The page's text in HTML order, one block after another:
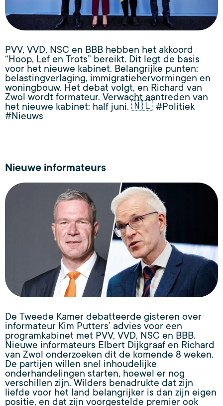
PVV, VVD, NSC en BBB hebben het akkoord
“Hoop, Lef en Trots” bereikt. Dit legt de basis
voor het nieuwe kabinet. Belangrijke punten:
belastingverlaging, immigratiehervormingen en
woningbouw. Het debat volgt, en Richard van
Zwol wordt formateur. Verwacht aantreden van
het nieuwe kabinet: half juni. 🇳🇱 #Politiek
#Nieuws
Nieuwe informateurs
De Tweede Kamer debatteerde gisteren over
informateur Kim Putters’ advies voor een
programkabinet met PVV, VVD, NSC en BBB.
Nieuwe informateurs Elbert Dijkgraaf en Richard
van Zwol onderzoeken dit de komende 8 weken.
De partijen willen snel inhoudelijke
onderhandelingen starten, hoewel er nog
verschillen zijn. Wilders benadrukte dat zijn
liefde voor het land belangrijker is dan zijn eigen
positie, en dat zijn voorgestelde premier ook